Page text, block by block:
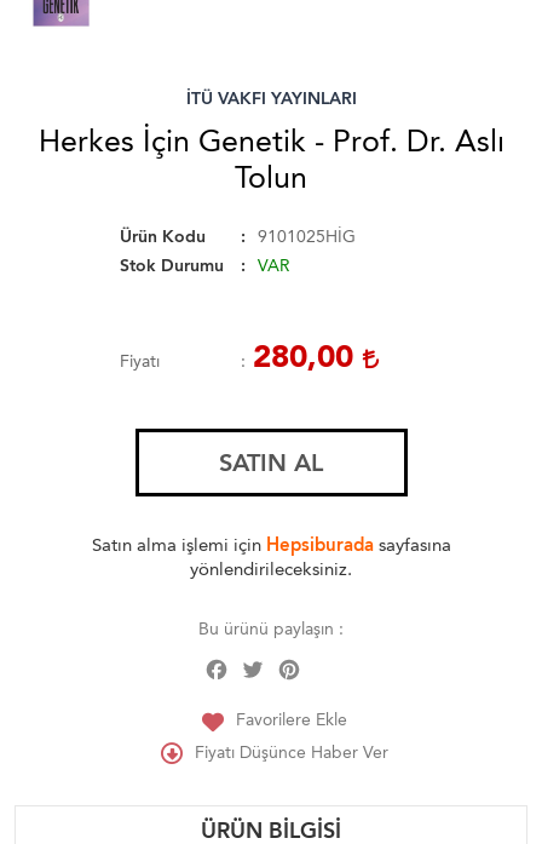
İTÜ VAKFI YAYINLARI
Herkes İçin Genetik - Prof. Dr. Aslı
Tolun
Ürün Kodu
9101025HİG
Stok Durumu
VAR
Fiyatı 280,00
SATIN AL
Satın alma işlemi için Hepsiburadasayfasına
yönlendirileceksiniz.
Bu ürünü paylaşın :
Facebook
Twitter
Favorilere Ekle
Fiyatı Düşünce Haber Ver
ÜRÜN BILGISI